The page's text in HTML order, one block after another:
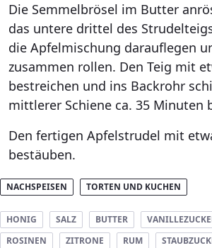
Die Semmelbrösel im Butter
das untere drittel des
die Apfelmischung darauflegen
zusammen rollen. Den Teig mit
bestreichen und ins Backrohr
mittlerer Schiene ca. 35 Minuten
Den fertigen Apfelstrudel mit
bestäuben.
NACHSPEISEN TORTEN UND KUCHEN
HONIG SALZ BUTTER
ROSINEN
ZITRONE RUM